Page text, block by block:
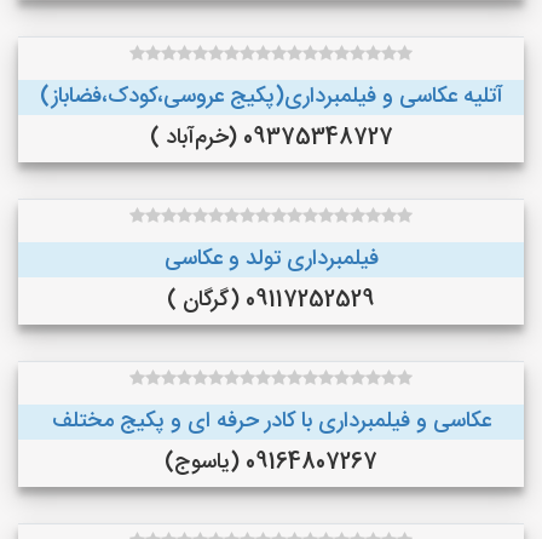
آتلیه عکاسی و فیلمبرداری(پکیج عروسی،کودک،فضاباز)
09375348727 (خرم‌آباد )
فیلمبرداری تولد و عکاسی
09117252529 (گرگان )
عکاسی و فیلمبرداری با کادر حرفه ای و پکیج مختلف
09164807267 (یاسوج)